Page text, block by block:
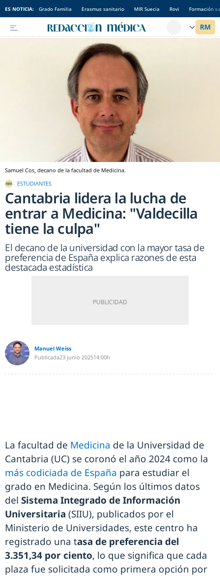
ES NOTICIA: Grado Familia Erasmus sanitario MIR Suecia Rovi Formación
Samuel Cos, decano de la facultad de Medicina.
ESTUDIANTES
Cantabria lidera la lucha de
entrar a Medicina: "Valdecilla
tiene la culpa"
El decano de la universidad con la mayor tasa de
preferencia de España explica razones de esta
destacada estadística
Manuel Weiss
Publicada23 junio 202514:00h
La facultad de Medicina de la Universidad de
Cantabria (UC) se coronó el año 2024 como la
más codiciada de España para estudiar el
grado en Medicina. Según los últimos datos
del Sistema Integrado de Información
Universitaria (SIIU), publicados por el
Ministerio de Universidades, este centro ha
registrado una tasa de preferencia del
3.351,34 por ciento, lo que significa que cada
plaza fue solicitada como primera opción por